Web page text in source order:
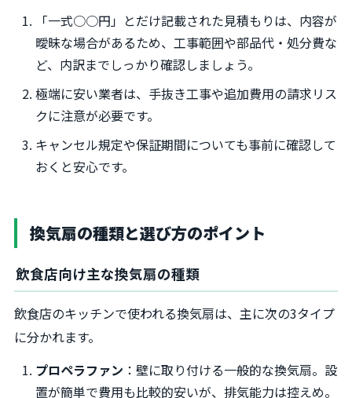
「一式○○円」とだけ記載された見積もりは、内容が
曖昧な場合があるため、工事範囲や部品代・処分費な
ど、内訳までしっかり確認しましょう。
極端に安い業者は、手抜き工事や追加費用の請求リス
クに注意が必要です。
キャンセル規定や保証期間についても事前に確認して
おくと安心です。
換気扇の種類と選び方のポイント
飲食店向け主な換気扇の種類
飲食店のキッチンで使われる換気扇は、主に次の3タイプ
に分かれます。
プロペラファン ：壁に取り付ける一般的な換気扇。設
置が簡単で費用も比較的安いが、排気能力は控えめ。